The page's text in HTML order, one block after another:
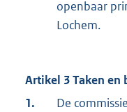
openbaar
Lochem.
Artikel 3 Taken en
1.
De